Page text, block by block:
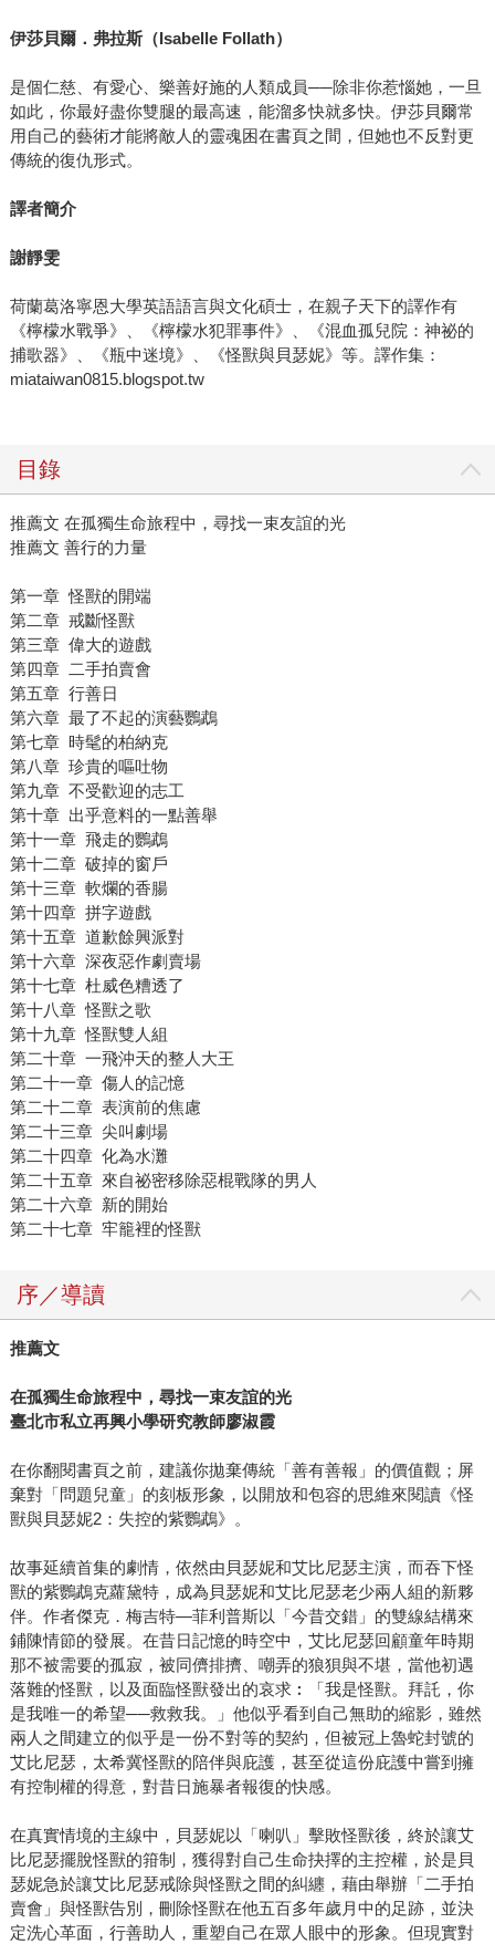
伊莎貝爾．弗拉斯（Isabelle Follath）
是個仁慈、有愛心、樂善好施的人類成員──除非你惹惱她，一旦
如此，你最好盡你雙腿的最高速，能溜多快就多快。伊莎貝爾常
用自己的藝術才能將敵人的靈魂困在書頁之間，但她也不反對更
傳統的復仇形式。
譯者簡介
謝靜雯
荷蘭葛洛寧恩大學英語語言與文化碩士，在親子天下的譯作有
《檸檬水戰爭》、《檸檬水犯罪事件》、《混血孤兒院：神祕的
捕歌器》、《瓶中迷境》、《怪獸與貝瑟妮》等。譯作集：
miataiwan0815.blogspot.tw
目錄
推薦文 在孤獨生命旅程中，尋找一束友誼的光
推薦文 善行的力量
第一章 怪獸的開端
第二章 戒斷怪獸
第三章 偉大的遊戲
第四章 二手拍賣會
第五章 行善日
第六章 最了不起的演藝鸚鵡
第七章 時髦的柏納克
第八章 珍貴的嘔吐物
第九章 不受歡迎的志工
第十章 出乎意料的一點善舉
第十一章 飛走的鸚鵡
第十二章 破掉的窗戶
第十三章 軟爛的香腸
第十四章 拼字遊戲
第十五章 道歉餘興派對
第十六章 深夜惡作劇賣場
第十七章 杜威色糟透了
第十八章 怪獸之歌
第十九章 怪獸雙人組
第二十章 一飛沖天的整人大王
第二十一章 傷人的記憶
第二十二章 表演前的焦慮
第二十三章 尖叫劇場
第二十四章 化為水灘
第二十五章 來自祕密移除惡棍戰隊的男人
第二十六章 新的開始
第二十七章 牢籠裡的怪獸
序／導讀
推薦文
在孤獨生命旅程中，尋找一束友誼的光
臺北市私立再興小學研究教師廖淑霞
在你翻閱書頁之前，建議你拋棄傳統「善有善報」的價值觀；屏
棄對「問題兒童」的刻板形象，以開放和包容的思維來閱讀《怪
獸與貝瑟妮2：失控的紫鸚鵡》。
故事延續首集的劇情，依然由貝瑟妮和艾比尼瑟主演，而吞下怪
獸的紫鸚鵡克蘿黛特，成為貝瑟妮和艾比尼瑟老少兩人組的新夥
伴。作者傑克．梅吉特—菲利普斯以「今昔交錯」的雙線結構來
鋪陳情節的發展。在昔日記憶的時空中，艾比尼瑟回顧童年時期
那不被需要的孤寂，被同儕排擠、嘲弄的狼狽與不堪，當他初遇
落難的怪獸，以及面臨怪獸發出的哀求︰「我是怪獸。拜託，你
是我唯一的希望──救救我。」他似乎看到自己無助的縮影，雖然
兩人之間建立的似乎是一份不對等的契約，但被冠上魯蛇封號的
艾比尼瑟，太希冀怪獸的陪伴與庇護，甚至從這份庇護中嘗到擁
有控制權的得意，對昔日施暴者報復的快感。
在真實情境的主線中，貝瑟妮以「喇叭」擊敗怪獸後，終於讓艾
比尼瑟擺脫怪獸的箝制，獲得對自己生命抉擇的主控權，於是貝
瑟妮急於讓艾比尼瑟戒除與怪獸之間的糾纏，藉由舉辦「二手拍
賣會」與怪獸告別，刪除怪獸在他五百多年歲月中的足跡，並決
定洗心革面，行善助人，重塑自己在眾人眼中的形象。但現實對